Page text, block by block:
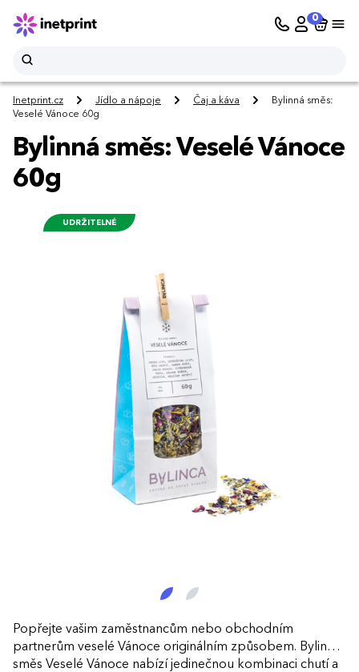
0
Inetprint.cz Jídlo a nápoje Čaj a káva
Bylinná směs:
Veselé Vánoce 60g
Bylinná směs: Veselé Vánoce
60g
UDRŽITELNÉ
Popřejte vašim zaměstnancům nebo obchodním
partnerům veselé Vánoce originálním způsobem. Bylinná
směs Veselé Vánoce nabízí jedinečnou kombinaci chutí a